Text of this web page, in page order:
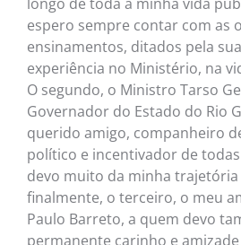
espero sempre contar com as
ensinamentos, ditados pela
experiência no Ministério, na
O segundo, o Ministro Tarso
Governador do Estado do Rio
querido amigo, companheiro
político e incentivador de
devo muito da minha trajetória
finalmente, o terceiro, o meu
Paulo Barreto, a quem devo
permanente carinho e